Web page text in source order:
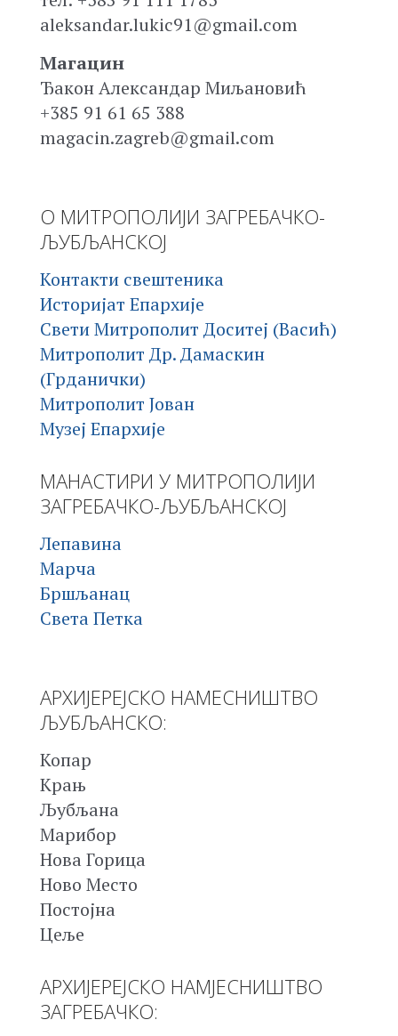
aleksandar.lukic91@gmail.com
Магацин
Ђакон Александар Миљановић
+385 91 61 65 388
magacin.zagreb@gmail.com
О МИТРОПОЛИЈИ ЗАГРЕБАЧКО-
ЉУБЉАНСКОЈ
Контакти свештеника
Историјат Епархије
Свети Митрополит Доситеј (Васић)
Митрополит Др. Дамаскин
(Грданички)
Митрополит Јован
Музеј Епархије
МАНАСТИРИ У МИТРОПОЛИЈИ
ЗАГРЕБАЧКО-ЉУБЉАНСКОЈ
Лепавина
Марча
Бршљанац
Света Петка
АРХИЈЕРЕЈСКО НАМЕСНИШТВО
ЉУБЉАНСКО:
Копар
Крањ
Љубљана
Марибор
Нова Горица
Ново Место
Постојна
Цеље
АРХИЈЕРЕЈСКО НАМЈЕСНИШТВО
ЗАГРЕБАЧКО: